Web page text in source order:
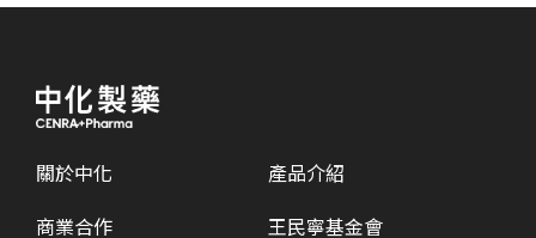
關於中化
產品介紹
商業合作
王民寧基金會